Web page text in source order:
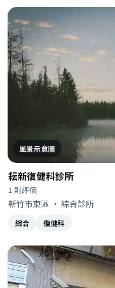
風景示意圖
耘新復健科診所
1 則評價
新竹市東區 · 綜合診所
綜合 復健科